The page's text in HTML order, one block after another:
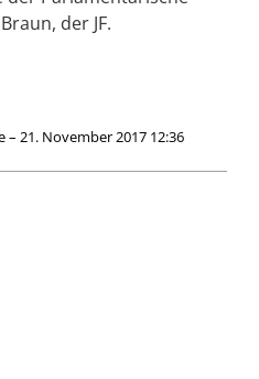
der JF.
– 21. November 2017 12:36